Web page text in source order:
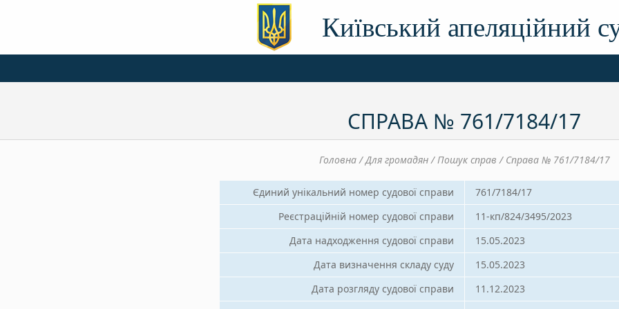
Київський апеляційний
СПРАВА № 761/7184/17
Головна / Для громадян / Пошук справ / Справа № 761/7184/17
Єдиний унікальний номер судової справи
761/7184/17
Реєстраційній номер судової справи
11-кп/824/3495/2023
Дата надходження судової справи
15.05.2023
Дата визначення складу суду
15.05.2023
Дата розгляду судової справи
11.12.2023